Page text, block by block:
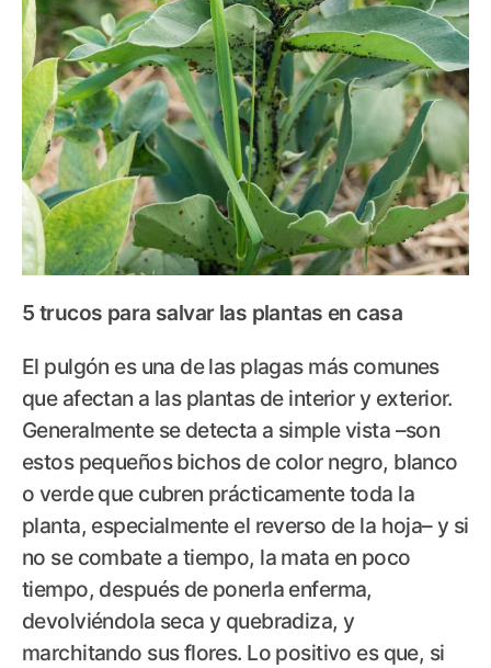
5 trucos para salvar las plantas en casa
El pulgón es una de las plagas más comunes
que afectan a las plantas de interior y exterior.
Generalmente se detecta a simple vista –son
estos pequeños bichos de color negro, blanco
o verde que cubren prácticamente toda la
planta, especialmente el reverso de la hoja– y si
no se combate a tiempo, la mata en poco
tiempo, después de ponerla enferma,
devolviéndola seca y quebradiza, y
marchitando sus flores. Lo positivo es que, si